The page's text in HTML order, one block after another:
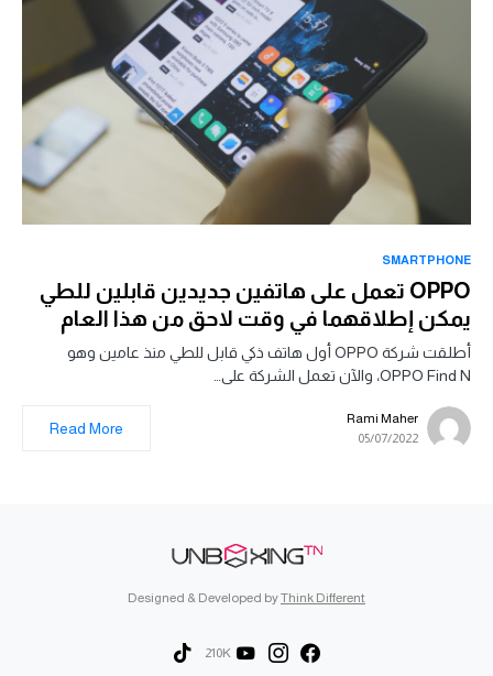
SMARTPHONE
OPPO تعمل على هاتفين جديدين قابلين للطي
يمكن إطلاقهما في وقت لاحق من هذا العام
أطلقت شركة OPPO أول هاتف ذكي قابل للطي منذ عامين وهو
OPPO Find N، والآن تعمل الشركة على…
Rami Maher
05/07/2022
Read More
Designed & Developed byThink Different
210K